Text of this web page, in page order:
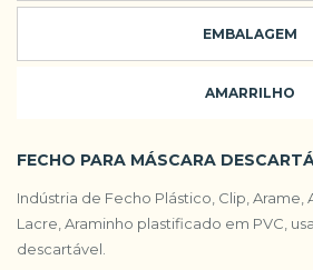
EMBALAGEM
AMARRILHO
FECHO PARA MÁSCARA
Indústria de Fecho Plástico, Clip, Arame,
Lacre, Araminho plastificado em PVC,
descartável.